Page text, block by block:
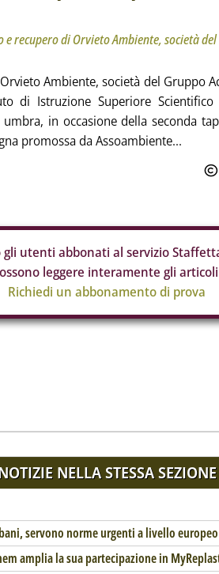
recupero di Orvieto Ambiente, società del
Ambiente, società del Gruppo
di Istruzione Superiore Scientifico
in occasione della seconda
promossa da Assoambiente...
gli utenti abbonati al servizio
leggere interamente gli
Richiedi un abbonamento di prova
NELLA STESSA SEZIONE
servono norme urgenti a livello europeo
amplia la sua partecipazione in